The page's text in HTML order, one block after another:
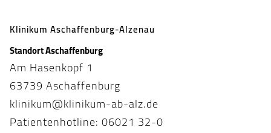
Klinikum Aschaffenburg-Alzenau
Standort Aschaffenburg
Am Hasenkopf 1
63739 Aschaffenburg
klinikum@klinikum-ab-alz.de
Patientenhotline: 06021 32-0